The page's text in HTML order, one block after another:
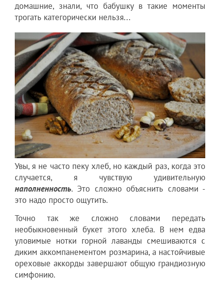
домашние, знали, что бабушку в такие моменты
трогать категорически нельзя...
Увы, я не часто пеку хлеб, но каждый раз, когда это
случается, я чувствую удивительную
наполненность. Это сложно объяснить словами -
это надо просто ощутить.
Точно так же сложно словами передать
необыкновенный букет этого хлеба. В нем едва
уловимые нотки горной лаванды смешиваются с
диким аккомпанементом розмарина, а настойчивые
ореховые аккорды завершают общую грандиозную
симфонию.